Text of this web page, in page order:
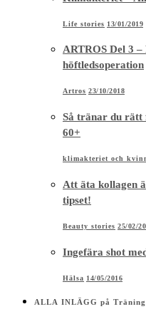
Life stories 13/01/2019
ARTROS Del 3
höftledsoperation
Artros 23/10/2018
Så tränar du rätt
60+
klimakteriet och
Att äta kollagen
tipset!
Beauty stories 25/02/
Ingefära shot
Hälsa 14/05/2016
ALLA INLÄGG på